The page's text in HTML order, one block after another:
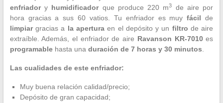
enfriadory humidificadorque produce 220 m3
de aire por
hora gracias a sus 60 vatios. Tu enfriador es muyfácil de
limpiargracias a la aperturaen el depósito y un filtro de aire
extraíble. Además, el enfriador de aire Ravanson KR-7010es
programablehasta una duración de 7 horas y 30 minutos.
Las cualidades de este enfriador:
Muy buena relación calidad/precio;
Depósito de gran capacidad;